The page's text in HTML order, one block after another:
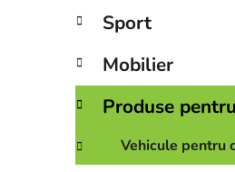
e
r
a
l
i
Sport
Mobilier
Produse
Vehicule pentru